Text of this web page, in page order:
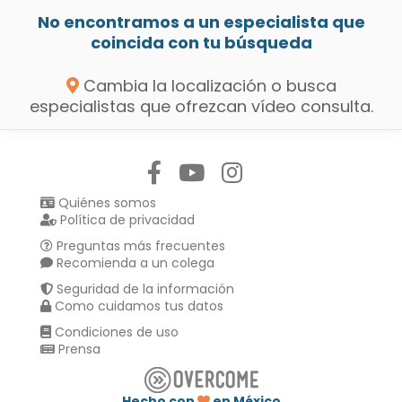
No encontramos a un especialista que
coincida con tu búsqueda
Cambia la localización o busca
especialistas que ofrezcan vídeo consulta.
Quiénes somos
Política de privacidad
Preguntas más frecuentes
Recomienda a un colega
Seguridad de la información
Como cuidamos tus datos
Condiciones de uso
Prensa